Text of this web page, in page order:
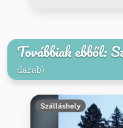
Továbbiak ebből:
darab)
Szálláshely